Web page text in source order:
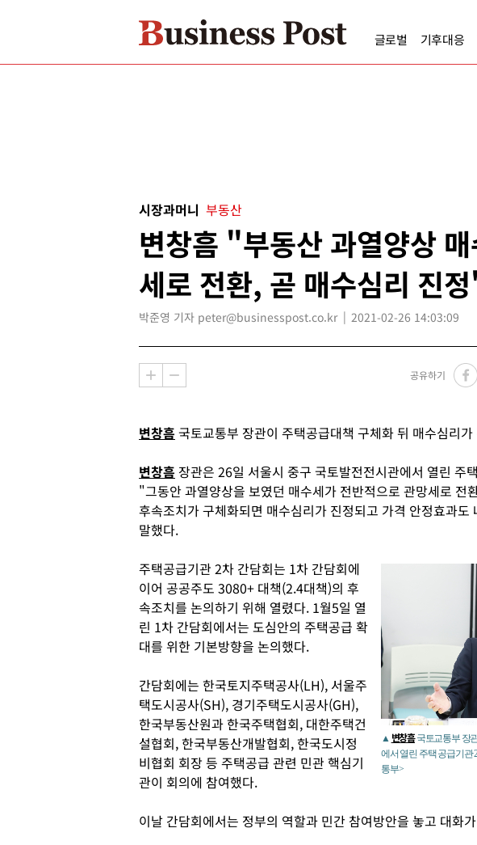
글로벌 기후대응
시장과머니 부동산
변창흠 "부동산 과열양상
세로 전환, 곧 매수심리 진
박준영 기자 peter@businesspost.co.kr 2021-02-26 14:03:09
공유하기
변창흠 국토교통부 장관이 주택공급대책 구체화 뒤 매수심리
변창흠 장관은 26일 서울시 중구 국토발전전시관에서 열린 주
"그동안 과열양상을 보였던 매수세가 전반적으로 관망세로 전
후속조치가 구체화되면 매수심리가 진정되고 가격 안정효과
말했다.
▲ 변창흠국토교통부 장
에서 열린 주택 공급기관
통부>
주택공급기관 2차 간담회는 1차 간담회에
이어 공공주도 3080+ 대책(2.4대책)의 후
속조치를 논의하기 위해 열렸다. 1월5일 열
린 1차 간담회에서는 도심안의 주택공급 확
대를 위한 기본방향을 논의했다.
간담회에는 한국토지주택공사(LH), 서울주
택도시공사(SH), 경기주택도시공사(GH),
한국부동산원과 한국주택협회, 대한주택건
설협회, 한국부동산개발협회, 한국도시정
비협회 회장 등 주택공급 관련 민관 핵심기
관이 회의에 참여했다.
이날 간담회에서는 정부의 역할과 민간 참여방안을 놓고 대화